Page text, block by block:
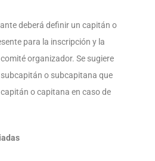
deberá definir un capitán o
para la inscripción y la
organizador. Se sugiere
subcapitán o subcapitana que
o capitana en caso de